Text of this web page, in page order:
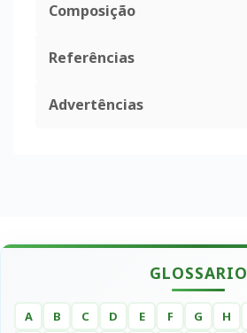
Composição
Referências
Advertências
GLOSSARIO
A B C D E F G H